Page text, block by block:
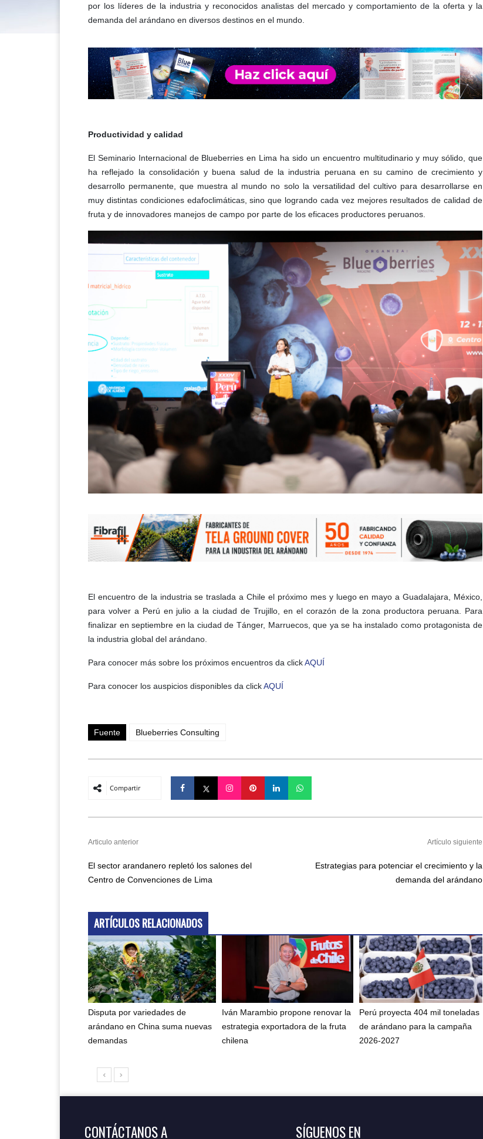
por los líderes de la industria y reconocidos analistas del mercado y comportamiento de la oferta y la
demanda del arándano en diversos destinos en el mundo.
Productividad y calidad
El Seminario Internacional de Blueberries en Lima ha sido un encuentro multitudinario y muy sólido, que
ha reflejado la consolidación y buena salud de la industria peruana en su camino de crecimiento y
desarrollo permanente, que muestra al mundo no solo la versatilidad del cultivo para desarrollarse en
muy distintas condiciones edafoclimáticas, sino que logrando cada vez mejores resultados de calidad de
fruta y de innovadores manejos de campo por parte de los eficaces productores peruanos.
El encuentro de la industria se traslada a Chile el próximo mes y luego en mayo a Guadalajara, México,
para volver a Perú en julio a la ciudad de Trujillo, en el corazón de la zona productora peruana. Para
finalizar en septiembre en la ciudad de Tánger, Marruecos, que ya se ha instalado como protagonista de
la industria global del arándano.
Para conocer más sobre los próximos encuentros da clickAQUÍ
Para conocer los auspicios disponibles da clickAQUÍ
Fuente Blueberries Consulting
Compartir
Articulo anterior
El sector arandanero repletó los salones del
Centro de Convenciones de Lima
Artículo siguiente
Estrategias para potenciar el crecimiento y la
demanda del arándano
ARTÍCULOS RELACIONADOS
Disputa por variedades de
arándano en China suma nuevas
demandas
Iván Marambio propone renovar la
estrategia exportadora de la fruta
chilena
Perú proyecta 404 mil toneladas
de arándano para la campaña
2026-2027
CONTÁCTANOS A SÍGUENOS EN